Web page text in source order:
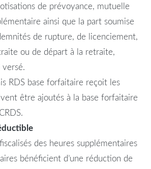
de prévoyance, mutuelle
ainsi que la part soumise
de rupture, de licenciement,
ou de départ à la retraite,
versé.
RDS base forfaitaire reçoit les
être ajoutés à la base forfaitaire
des heures supplémentaires
bénéficient d’une réduction de